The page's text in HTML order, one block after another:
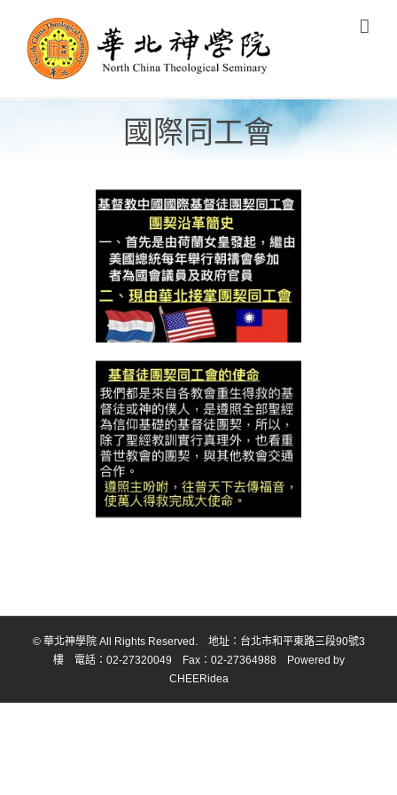
content
國際同工會
© 華北神學院 All Rights Reserved. 地址：台北市和平東路三段90號3
樓 電話：02-27320049 Fax：02-27364988 Powered by
CHEERidea